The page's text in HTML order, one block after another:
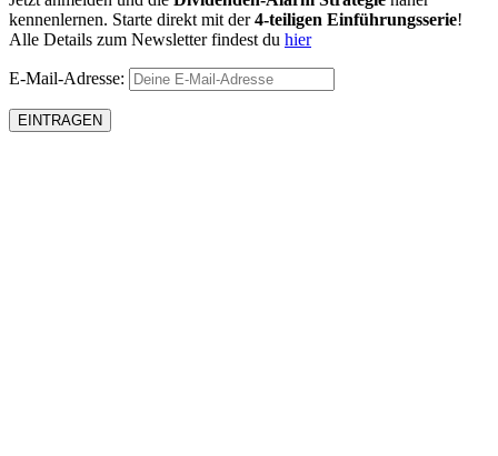
kennenlernen. Starte direkt mit der4-teiligen Einführungsserie!
Alle Details zum Newsletter findest du hier
E-Mail-Adresse: